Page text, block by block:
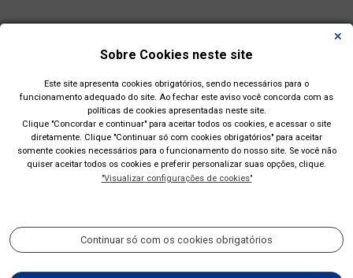
Sobre Cookies neste site
Este site apresenta cookies obrigatórios, sendo necessários para o
funcionamento adequado do site. Ao fechar este aviso você concorda com as
políticas de cookies apresentadas neste site.
Clique "Concordar e continuar" para aceitar todos os cookies, e acessar o site
diretamente. Clique "Continuar só com cookies obrigatórios" para aceitar
somente cookies necessários para o funcionamento do nosso site. Se você não
quiser aceitar todos os cookies e preferir personalizar suas opções, clique.
"Visualizar configurações de cookies"
Continuar só com os cookies obrigatórios
Prefeitura Municipal de Esteio(RS)
Acompanhe nossas redes sociais: